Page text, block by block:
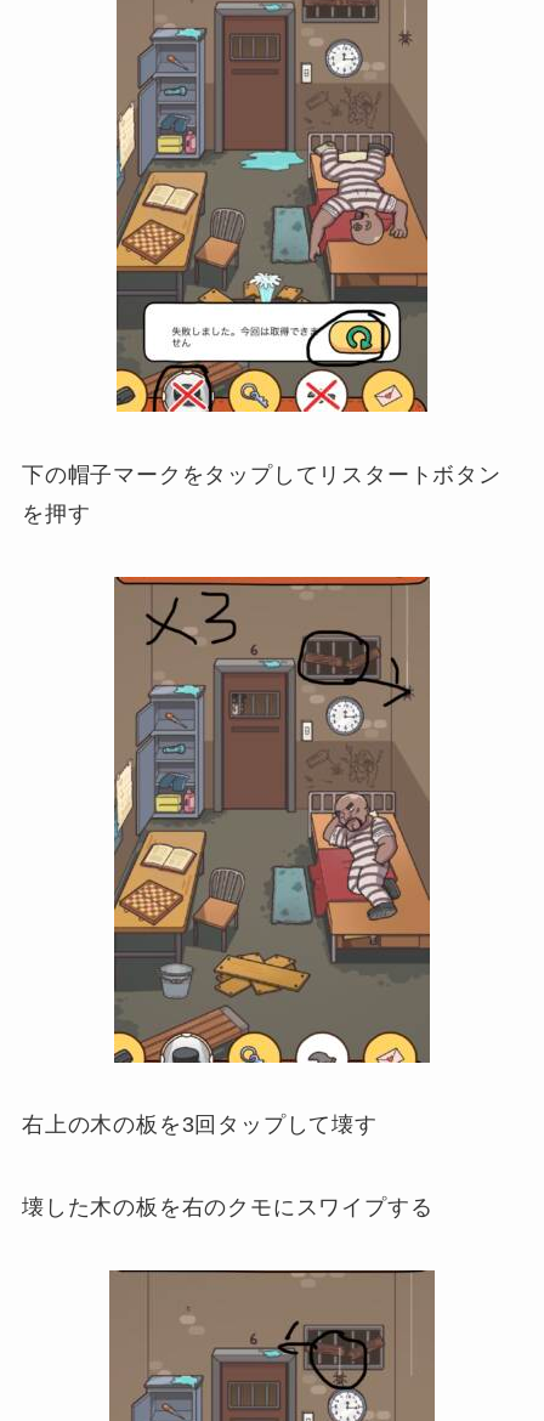
下の帽子マークをタップしてリスタートボタン
を押す
右上の木の板を3回タップして壊す
壊した木の板を右のクモにスワイプする